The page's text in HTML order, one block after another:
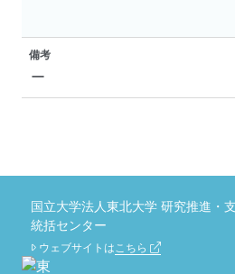
備考
ー
国立大学法人東北大学 研究推進・
統括センター
ウェブサイトはこちら